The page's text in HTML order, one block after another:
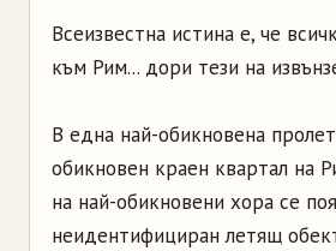
Всеизвестна истина е, че
към Рим... дори тези на
В една най-обикновена
обикновен краен квартал на
на най-обикновени хора се
неидентифициран летящ